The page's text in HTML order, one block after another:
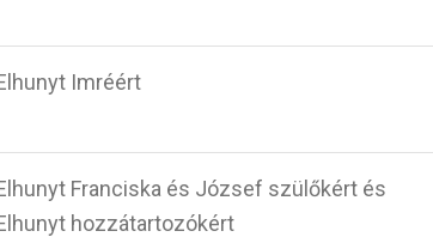
Imréért
Franciska és József szülőkért és
hozzátartozókért